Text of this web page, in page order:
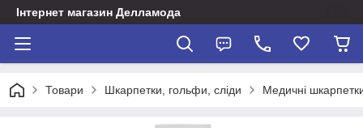
Інтернет магазин Делламода
Товари Шкарпетки, гольфи, сліди Медичні